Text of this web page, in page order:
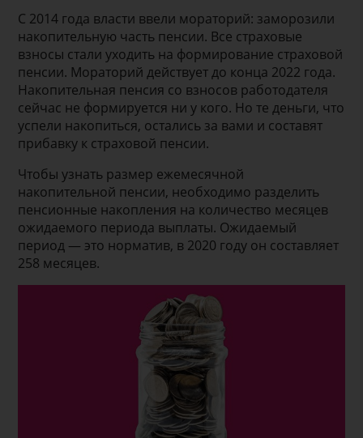
С 2014 года власти ввели мораторий: заморозили
накопительную часть пенсии. Все страховые
взносы стали уходить на формирование страховой
пенсии. Мораторий действует до конца 2022 года.
Накопительная пенсия со взносов работодателя
сейчас не формируется ни у кого. Но те деньги, что
успели накопиться, остались за вами и составят
прибавку к страховой пенсии.
Чтобы узнать размер ежемесячной
накопительной пенсии, необходимо разделить
пенсионные накопления на количество месяцев
ожидаемого периода выплаты. Ожидаемый
период — это норматив, в 2020 году он составляет
258 месяцев.